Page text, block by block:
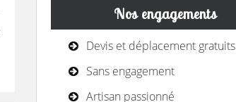
Nos engagements
Devis et déplacement gratuits
Sans engagement
Artisan passionné